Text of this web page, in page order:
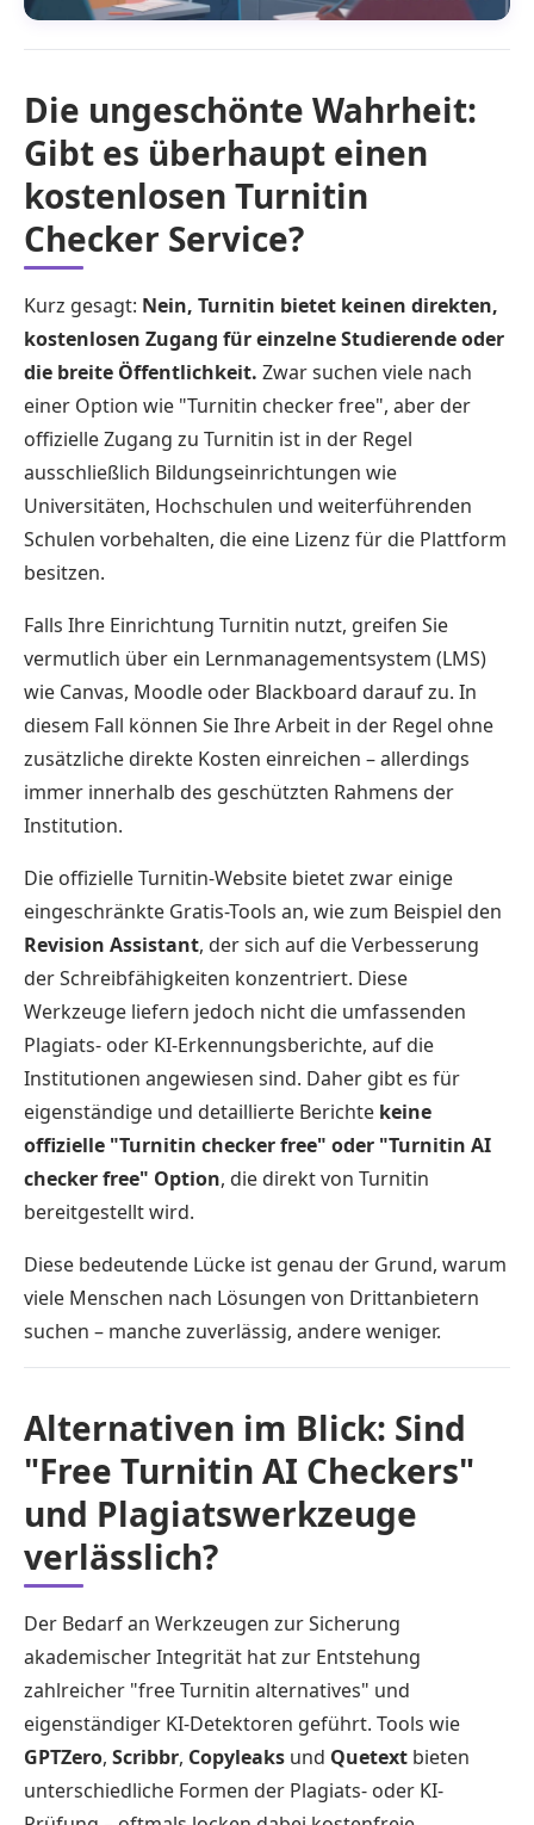
Die ungeschönte Wahrheit:
Gibt es überhaupt einen
kostenlosen Turnitin
Checker Service?
Kurz gesagt: Nein, Turnitin bietet keinen direkten,
kostenlosen Zugang für einzelne Studierende oder
die breite Öffentlichkeit. Zwar suchen viele nach
einer Option wie "Turnitin checker free", aber der
offizielle Zugang zu Turnitin ist in der Regel
ausschließlich Bildungseinrichtungen wie
Universitäten, Hochschulen und weiterführenden
Schulen vorbehalten, die eine Lizenz für die Plattform
besitzen.
Falls Ihre Einrichtung Turnitin nutzt, greifen Sie
vermutlich über ein Lernmanagementsystem (LMS)
wie Canvas, Moodle oder Blackboard darauf zu. In
diesem Fall können Sie Ihre Arbeit in der Regel ohne
zusätzliche direkte Kosten einreichen – allerdings
immer innerhalb des geschützten Rahmens der
Institution.
Die offizielle Turnitin-Website bietet zwar einige
eingeschränkte Gratis-Tools an, wie zum Beispiel den
Revision Assistant, der sich auf die Verbesserung
der Schreibfähigkeiten konzentriert. Diese
Werkzeuge liefern jedoch nicht die umfassenden
Plagiats- oder KI-Erkennungsberichte, auf die
Institutionen angewiesen sind. Daher gibt es für
eigenständige und detaillierte Berichte keine
offizielle "Turnitin checker free" oder "Turnitin AI
checker free" Option, die direkt von Turnitin
bereitgestellt wird.
Diese bedeutende Lücke ist genau der Grund, warum
viele Menschen nach Lösungen von Drittanbietern
suchen – manche zuverlässig, andere weniger.
Alternativen im Blick: Sind
"Free Turnitin AI Checkers"
und Plagiatswerkzeuge
verlässlich?
Der Bedarf an Werkzeugen zur Sicherung
akademischer Integrität hat zur Entstehung
zahlreicher "free Turnitin alternatives" und
eigenständiger KI-Detektoren geführt. Tools wie
GPTZero, Scribbr, Copyleaks und Quetext bieten
unterschiedliche Formen der Plagiats- oder KI-